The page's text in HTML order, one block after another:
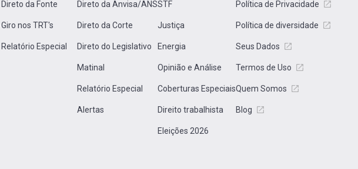
Direto da Fonte
Giro nos TRT's
Relatório Especial
Direto da Anvisa/ANS
Direto da Corte
Direto do Legislativo
Matinal
Relatório Especial
Alertas
STF
Justiça
Energia
Opinião e Análise
Coberturas Especiais
Direito trabalhista
Eleições 2026
Política de Privacidade
Política de diversidade
Seus Dados
Termos de Uso
Quem Somos
Blog